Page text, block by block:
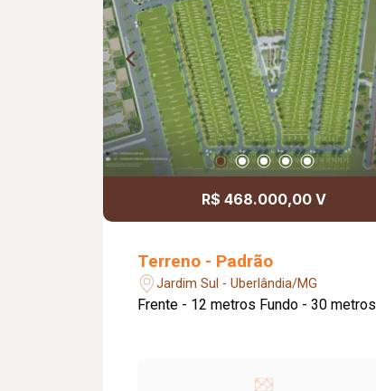
R$ 468.000,00 V
Terreno - Padrão
Jardim Sul - Uberlândia/MG
Frente - 12 metros Fundo - 30 metros